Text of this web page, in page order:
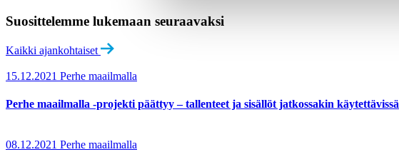
Suosittelemme lukemaan seuraavaksi
Kaikki ajankohtaiset
15.12.2021 Perhe maailmalla
Perhe maailmalla -projekti päättyy – tallenteet ja sisällöt jatkossakin käytettävissä
08.12.2021 Perhe maailmalla